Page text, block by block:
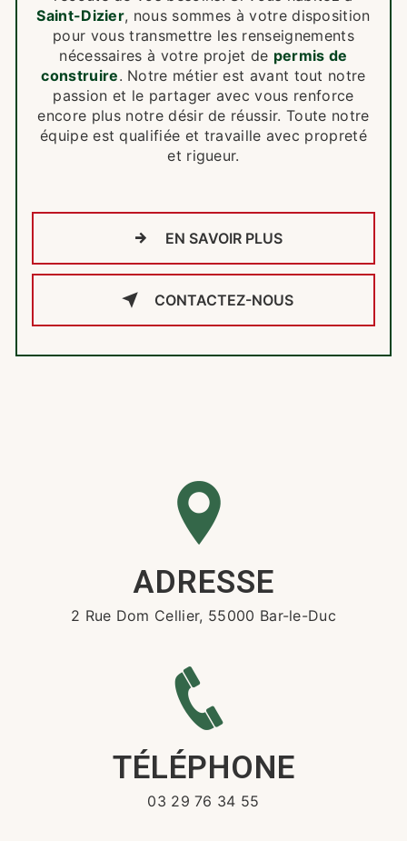
Saint-Dizier, nous sommes à votre disposition
pour vous transmettre les renseignements
nécessaires à votre projet de permis de
construire. Notre métier est avant tout notre
passion et le partager avec vous renforce
encore plus notre désir de réussir. Toute notre
équipe est qualifiée et travaille avec propreté
et rigueur.
EN SAVOIR PLUS
CONTACTEZ-NOUS
ADRESSE
2 Rue Dom Cellier, 55000 Bar-le-Duc
TÉLÉPHONE
03 29 76 34 55